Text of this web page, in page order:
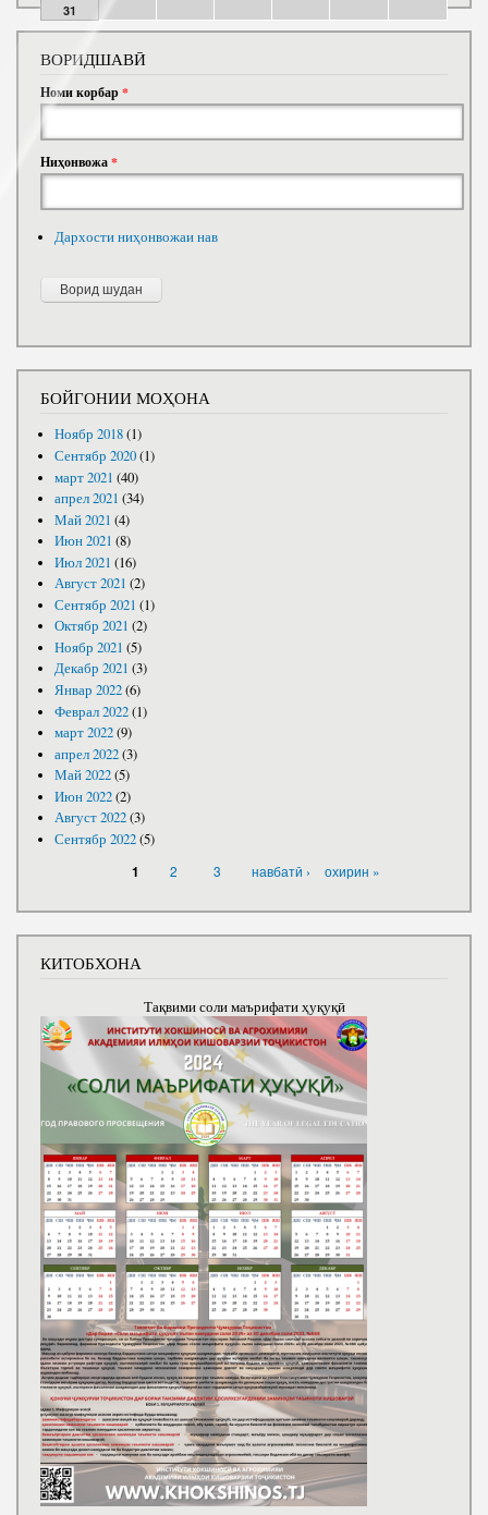
31
ВОРИДШАВӢ
Номи корбар*
Ниҳонвожа*
Дархости ниҳонвожаи нав
БОЙГОНИИ МОҲОНА
Ноябр 2018(1)
Сентябр 2020(1)
март 2021 (40)
апрел 2021 (34)
Май 2021 (4)
Июн 2021 (8)
Июл 2021 (16)
Август 2021 (2)
Сентябр 2021 (1)
Октябр 2021 (2)
Ноябр 2021 (5)
Декабр 2021 (3)
Январ 2022(6)
Феврал 2022(1)
март 2022(9)
апрел 2022(3)
Май 2022(5)
Июн 2022(2)
Август 2022(3)
Сентябр 2022(5)
1 2 3 навбатӣ › охирин »
КИТОБХОНА
Тақвими соли маърифати ҳуқуқӣ